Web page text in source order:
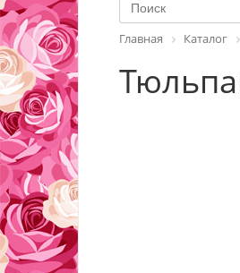
Главная Каталог